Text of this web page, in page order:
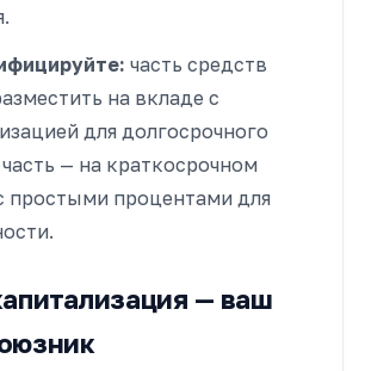
часть средств
на вкладе с
для долгосрочного
— на краткосрочном
простыми процентами для
— ваш